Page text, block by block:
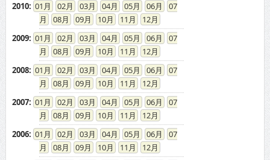
2010: 01 02 03 04 05 06
07
08
09 10 11
12
2009: 01 02 03 04 05 06
07
08
09 10 11
12
2008: 01 02 03 04 05 06
07
08
09 10 11
12
2007: 01 02 03 04 05 06
07
08
09 10 11
12
2006: 01 02 03 04 05 06
07
08
09 10 11
12